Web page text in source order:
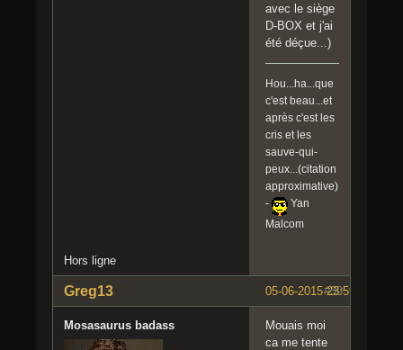
avec le siège
D-BOX et j'ai
été déçue...)
Hou...ha...que
c'est beau...et
après c'est les
cris et les
sauve-qui-
peux...(citation
approximative)
-
Yan
Malcom
Hors ligne
#39
05-06-2015 23:59:22
Greg13
Mosasaurus badass
Mouais moi
ca me tente